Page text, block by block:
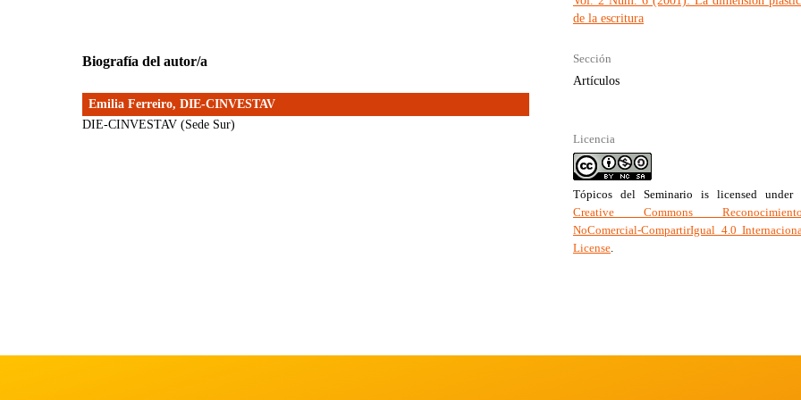
Biografía del autor/a
Emilia Ferreiro, DIE-CINVESTAV
DIE-CINVESTAV (Sede Sur)
de la escritura
Sección
Artículos
Licencia
Tópicos del Seminario is licensed under
Creative Commons
NoComercial-CompartirIgual 4.0
License.